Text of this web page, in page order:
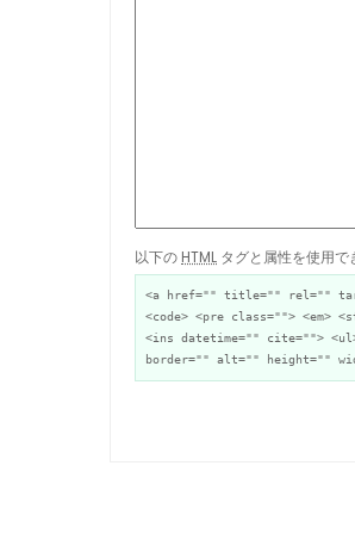
以下の HTML タグと属性を使用で
<a href="" title="" rel=""
<code> <pre class=""> <em>
<ins datetime="" cite="">
border="" alt="" height=""